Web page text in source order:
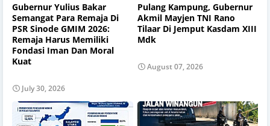
Gubernur Yulius Bakar
Semangat Para Remaja Di
PSR Sinode GMIM 2026:
Remaja Harus Memiliki
Fondasi Iman Dan Moral
Kuat
July 30, 2026
Pulang Kampung, Gubernur
Akmil Mayjen TNI Rano
Tilaar Di Jemput Kasdam XIII
Mdk
August 07, 2026